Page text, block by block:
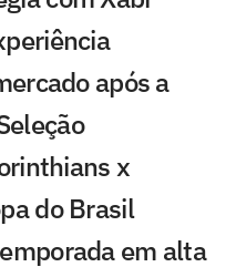
após a
x
do Brasil
em alta